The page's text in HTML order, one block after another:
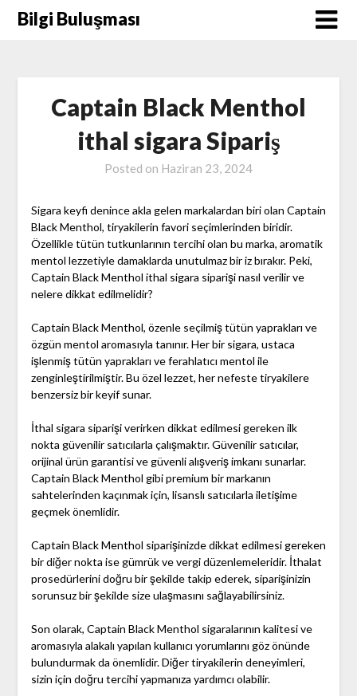
SkipBilgi Buluşması
Captain Black Menthol
ithal sigara Sipariş
Posted on Haziran 23, 2024
Sigara keyfi denince akla gelen markalardan biri olan Captain
Black Menthol, tiryakilerin favori seçimlerinden biridir.
Özellikle tütün tutkunlarının tercihi olan bu marka, aromatik
mentol lezzetiyle damaklarda unutulmaz bir iz bırakır. Peki,
Captain Black Menthol ithal sigara siparişi nasıl verilir ve
nelere dikkat edilmelidir?
Captain Black Menthol, özenle seçilmiş tütün yaprakları ve
özgün mentol aromasıyla tanınır. Her bir sigara, ustaca
işlenmiş tütün yaprakları ve ferahlatıcı mentol ile
zenginleştirilmiştir. Bu özel lezzet, her nefeste tiryakilere
benzersiz bir keyif sunar.
İthal sigara siparişi verirken dikkat edilmesi gereken ilk
nokta güvenilir satıcılarla çalışmaktır. Güvenilir satıcılar,
orijinal ürün garantisi ve güvenli alışveriş imkanı sunarlar.
Captain Black Menthol gibi premium bir markanın
sahtelerinden kaçınmak için, lisanslı satıcılarla iletişime
geçmek önemlidir.
Captain Black Menthol siparişinizde dikkat edilmesi gereken
bir diğer nokta ise gümrük ve vergi düzenlemeleridir. İthalat
prosedürlerini doğru bir şekilde takip ederek, siparişinizin
sorunsuz bir şekilde size ulaşmasını sağlayabilirsiniz.
Son olarak, Captain Black Menthol sigaralarının kalitesi ve
aromasıyla alakalı yapılan kullanıcı yorumlarını göz önünde
bulundurmak da önemlidir. Diğer tiryakilerin deneyimleri,
sizin için doğru tercihi yapmanıza yardımcı olabilir.